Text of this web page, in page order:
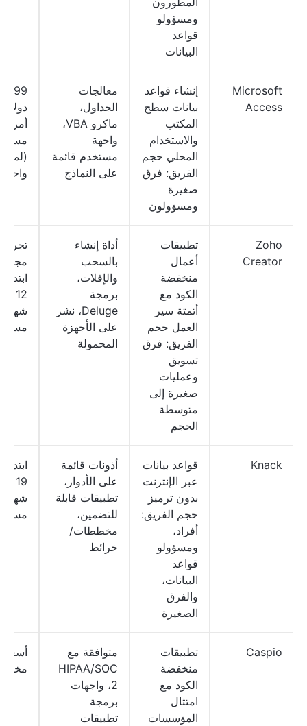
ومسؤولو
قواعد
البيانات
Microsoft
Access
إنشاء قواعد
بيانات سطح
المكتب
والاستخدام
المحلي حجم
الفريق: فرق
صغيرة
ومسؤولون
معالجات
الجداول،
ماكرو VBA،
واجهة
مستخدم قائمة
على النماذج
دولارًا
(لمرة
Zoho
Creator
تطبيقات
أعمال
منخفضة
الكود مع
أتمتة سير
العمل حجم
الفريق: فرق
تسويق
وعمليات
صغيرة إلى
متوسطة
الحجم
أداة إنشاء
بالسحب
والإفلات،
برمجة
Deluge، نشر
على الأجهزة
المحمولة
تجربة
Knack
قواعد بيانات
عبر الإنترنت
بدون ترميز
حجم الفريق:
أفراد،
ومسؤولو
قواعد
البيانات،
والفرق
الصغيرة
أذونات قائمة
على الأدوار،
تطبيقات قابلة
للتضمين،
مخططات/
خرائط
Caspio
تطبيقات
منخفضة
الكود مع
امتثال
المؤسسات
متوافقة مع
HIPAA/SOC
2، واجهات
برمجة
تطبيقات
أسعار